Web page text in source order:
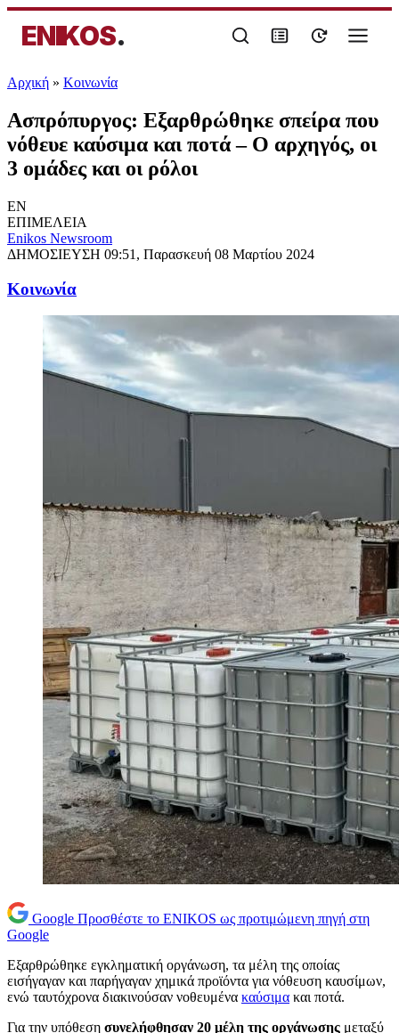
ENIKOS.
Αρχική » Κοινωνία
Ασπρόπυργος: Εξαρθρώθηκε σπείρα που
νόθευε καύσιμα και ποτά – Ο αρχηγός, οι
3 ομάδες και οι ρόλοι
EN
ΕΠΙΜΕΛΕΙΑ
Enikos Newsroom
ΔΗΜΟΣΙΕΥΣΗ 09:51, Παρασκευή 08 Μαρτίου 2024
Κοινωνία
Google Προσθέστε το ENIKOS ως προτιμώμενη πηγή στη
Google
Εξαρθρώθηκε εγκληματική οργάνωση, τα μέλη της οποίας
εισήγαγαν και παρήγαγαν χημικά προϊόντα για νόθευση καυσίμων,
ενώ ταυτόχρονα διακινούσαν νοθευμένα καύσιμα και ποτά.
Για την υπόθεση συνελήφθησαν 20 μέλη της οργάνωσης μεταξύ